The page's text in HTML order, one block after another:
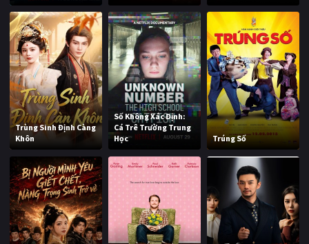
Trùng Sinh Định Càng
Khôn
Số Không Xác Định:
Cá Trê Trường Trung
Học
Trúng Số